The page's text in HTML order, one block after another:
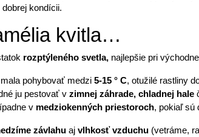
kondícii.
kvitla…
rozptýleného svetla, najlepšie pri
pohybovať medzi 5-15 ° C, otužilé rastliny
ju pestovať v zimnej záhrade, chladnej hale
v medziokenných priestoroch, pokiaľ sú
závlahu aj vlhkosť vzduchu (vetráme,